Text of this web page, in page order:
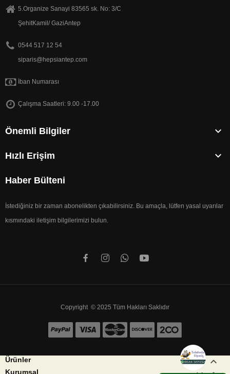
5.Organize Sanayi 83565 sk. No: 3/C
ŞehitKamil/ GaziAntep
0544 517 12 54
siparis@hepsiantep.com
İban Numarası
Çalışma Saatleri: 9.00 -17.00
Önemli Bilgiler 
Hızlı Erişim 
Haber Bülteni
İstediğiniz bir zaman abonelikten çıkabilirsiniz. Bu amaçla, lütfen yasal uyarılar
kısmındaki iletişim bilgilerimizi bulun.
Copyright © 2025 Tüm Hakları Saklıdır
Ürünler  
Kurumsal